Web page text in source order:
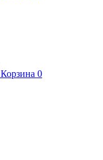
Корзина 0